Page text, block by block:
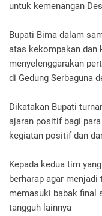
untuk kemenangan
Bupati Bima dalam
atas kekompakan dan
menyelenggarakan
di Gedung Serbaguna
Dikatakan Bupati
ajaran positif bagi
kegiatan positif dan
Kepada kedua tim
berharap agar
memasuki babak final
tangguh lainnya